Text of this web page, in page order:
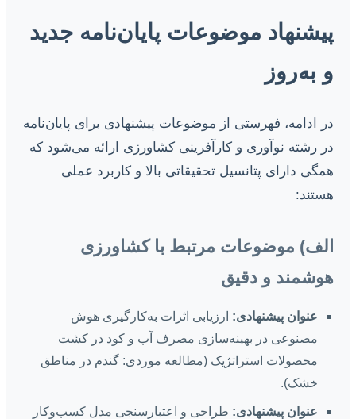
پیشنهاد موضوعات پایان‌نامه جدید
و به‌روز
در ادامه، فهرستی از موضوعات پیشنهادی برای پایان‌نامه
در رشته نوآوری و کارآفرینی کشاورزی ارائه می‌شود که
همگی دارای پتانسیل تحقیقاتی بالا و کاربرد عملی
هستند:
الف) موضوعات مرتبط با کشاورزی
هوشمند و دقیق
عنوان پیشنهادی: ارزیابی اثرات به‌کارگیری هوش
مصنوعی در بهینه‌سازی مصرف آب و کود در کشت
محصولات استراتژیک (مطالعه موردی: گندم در مناطق
خشک).
عنوان پیشنهادی: طراحی و اعتبارسنجی مدل کسب‌وکار